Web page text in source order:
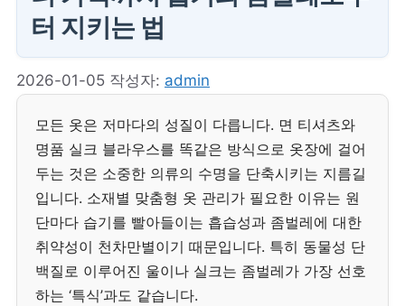
터 지키는 법
2026-01-05 작성자: admin
모든 옷은 저마다의 성질이 다릅니다. 면 티셔츠와
명품 실크 블라우스를 똑같은 방식으로 옷장에 걸어
두는 것은 소중한 의류의 수명을 단축시키는 지름길
입니다. 소재별 맞춤형 옷 관리가 필요한 이유는 원
단마다 습기를 빨아들이는 흡습성과 좀벌레에 대한
취약성이 천차만별이기 때문입니다. 특히 동물성 단
백질로 이루어진 울이나 실크는 좀벌레가 가장 선호
하는 ‘특식’과도 같습니다.